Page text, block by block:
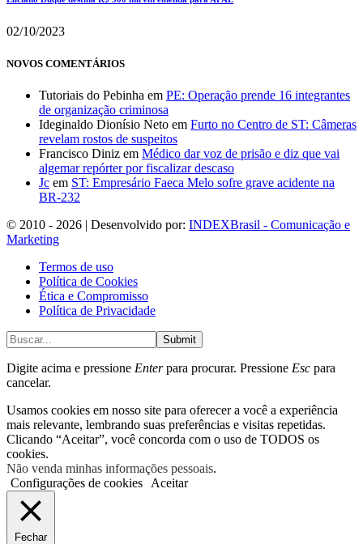
02/10/2023
NOVOS COMENTÁRIOS
Tutoriais do Pebinha em PE: Operação prende 16 integrantes
de organização criminosa
Ideginaldo Dionísio Neto em Furto no Centro de ST: Câmeras
revelam rostos de suspeitos
Francisco Diniz em Médico dar voz de prisão e diz que vai
algemar repórter por fiscalizar descaso
Jc em ST: Empresário Faeca Melo sofre grave acidente na
BR-232
© 2010 - 2026 | Desenvolvido por: INDEXBrasil - Comunicação e
Marketing
Termos de uso
Política de Cookies
Ética e Compromisso
Política de Privacidade
Submit
Digite acima e pressione Enterpara procurar. Pressione Esc para
cancelar.
Usamos cookies em nosso site para oferecer a você a experiência
mais relevante, lembrando suas preferências e visitas repetidas.
Clicando “Aceitar”, você concorda com o uso de TODOS os
cookies.
Não venda minhas informações pessoais.
Configurações de cookies
Aceitar
Fechar